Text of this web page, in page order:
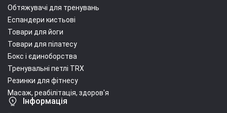
Обтяжувачі для тренувань
Еспандери кистьові
Товари для йоги
Товари для пілатесу
Бокс і єдиноборства
Тренувальні петлі TRX
Резинки для фітнесу
Масаж, реабілітація, здоров'я
Інформація